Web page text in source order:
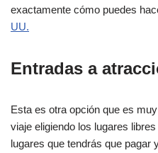
exactamente cómo puedes
UU.
Entradas a
Esta es otra opción que es
viaje eligiendo los lugares
lugares que tendrás que pagar